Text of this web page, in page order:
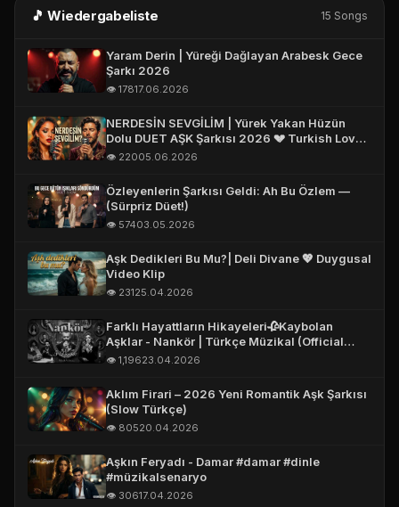
🎵 Wiedergabeliste 15 Songs
Yaram Derin | Yüreği Dağlayan Arabesk Gece
Şarkı 2026
👁️ 17817.06.2026
NERDESİN SEVGİLİM | Yürek Yakan Hüzün
Dolu DUET AŞK Şarkısı 2026 💔 Turkish Love
Song 2026 #aşk
👁️ 22005.06.2026
Özleyenlerin Şarkısı Geldi: Ah Bu Özlem —
(Sürpriz Düet!)
👁️ 57403.05.2026
Aşk Dedikleri Bu Mu?| Deli Divane 💖 Duygusal
Video Klip
👁️ 23125.04.2026
Farklı Hayattların Hikayeleri🥀Kaybolan
Aşklar - Nankör | Türkçe Müzikal (Official
Story Video)
👁️ 1,19623.04.2026
Aklım Firari – 2026 Yeni Romantik Aşk Şarkısı
(Slow Türkçe)
👁️ 80520.04.2026
Aşkın Feryadı - Damar #damar #dinle
#müzikalsenaryo
👁️ 30617.04.2026